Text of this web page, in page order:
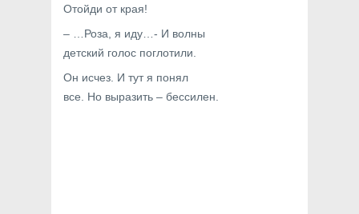
Отойди от края!
– …Роза, я иду…- И волны
детский голос поглотили.
Он исчез. И тут я понял
все. Но выразить – бессилен.